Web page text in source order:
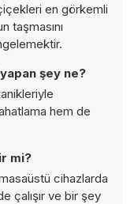
en görkemli
taşmasını
şey ne?
hem de
mi?
cihazlarda
çalışır ve bir şey